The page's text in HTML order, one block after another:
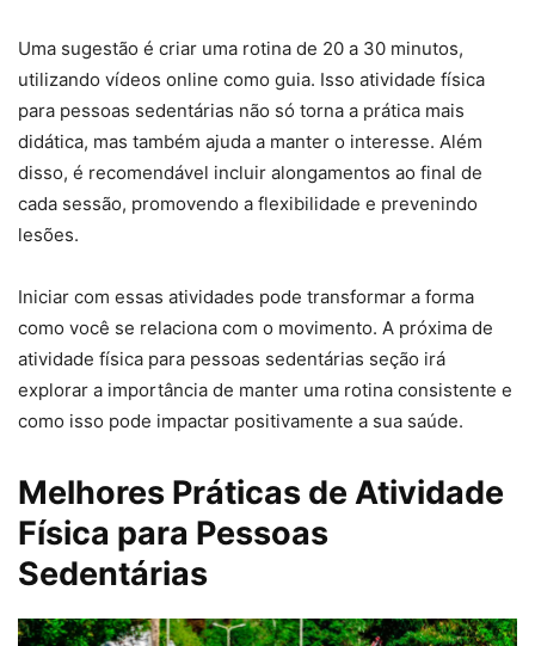
Uma sugestão é criar uma rotina de 20 a 30 minutos,
utilizando vídeos online como guia. Isso atividade física
para pessoas sedentárias não só torna a prática mais
didática, mas também ajuda a manter o interesse. Além
disso, é recomendável incluir alongamentos ao final de
cada sessão, promovendo a flexibilidade e prevenindo
lesões.
Iniciar com essas atividades pode transformar a forma
como você se relaciona com o movimento. A próxima de
atividade física para pessoas sedentárias seção irá
explorar a importância de manter uma rotina consistente e
como isso pode impactar positivamente a sua saúde.
Melhores Práticas de Atividade
Física para Pessoas
Sedentárias